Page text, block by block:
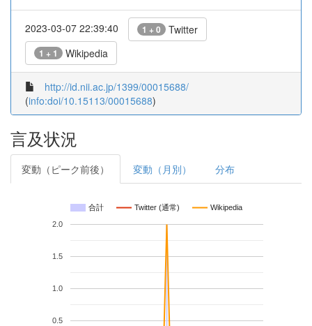
2023-03-07 22:39:40 1 + 0 Twitter
1 + 1 Wikipedia
http://id.nii.ac.jp/1399/00015688/
(info:doi/10.15113/00015688)
言及状況
変動（ピーク前後） 変動（月別） 分布
合計 Twitter (通常) Wikipedia
0.5
1.0
1.5
2.0